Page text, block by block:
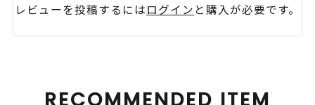
レビューを投稿するにはログイン と購入が必要です。